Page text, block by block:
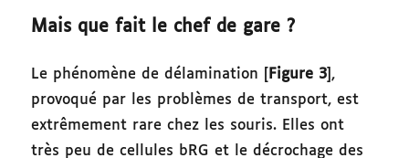
Mais que fait le chef de gare ?
Le phénomène de délamination [ Figure 3 ],
provoqué par les problèmes de transport, est
extrêmement rare chez les souris. Elles ont
très peu de cellules bRG et le décrochage des